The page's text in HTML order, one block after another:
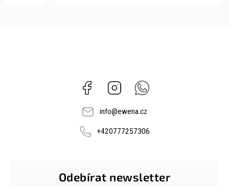
Facebook Instagram
info@ewena.cz
+420777257306
Odebírat newsletter